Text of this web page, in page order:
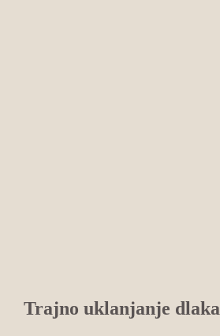
Trajno uklanjanje dlaka